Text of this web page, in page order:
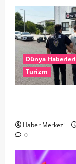
Dünya Haberleri
Turizm
Haber Merkezi
0